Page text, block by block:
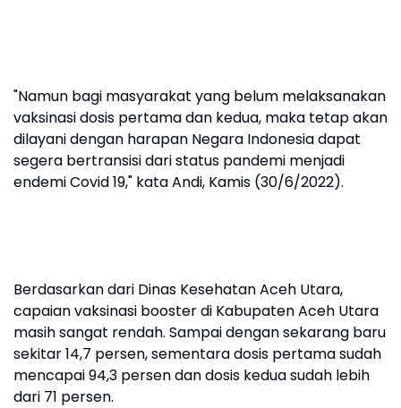
"Namun bagi masyarakat yang belum melaksanakan
vaksinasi dosis pertama dan kedua, maka tetap akan
dilayani dengan harapan Negara Indonesia dapat
segera bertransisi dari status pandemi menjadi
endemi Covid 19," kata Andi, Kamis (30/6/2022).
Berdasarkan dari Dinas Kesehatan Aceh Utara,
capaian vaksinasi booster di Kabupaten Aceh Utara
masih sangat rendah. Sampai dengan sekarang baru
sekitar 14,7 persen, sementara dosis pertama sudah
mencapai 94,3 persen dan dosis kedua sudah lebih
dari 71 persen.